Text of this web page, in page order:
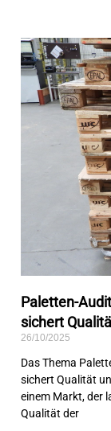
Paletten-
sichert
26/10/2025
Das Thema
sichert Qualität
einem Markt, der
Qualität der